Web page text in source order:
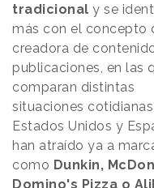
tradicional y se
más con el concepto
creadora de
publicaciones, en las
comparan distintas
situaciones
Estados Unidos y
han atraído ya a
como Dunkin,
Domino's Pizza o